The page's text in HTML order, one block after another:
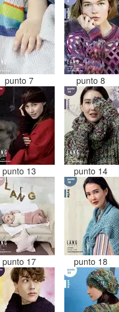
punto 7 punto 8
punto 13 punto 14
punto 17 punto 18